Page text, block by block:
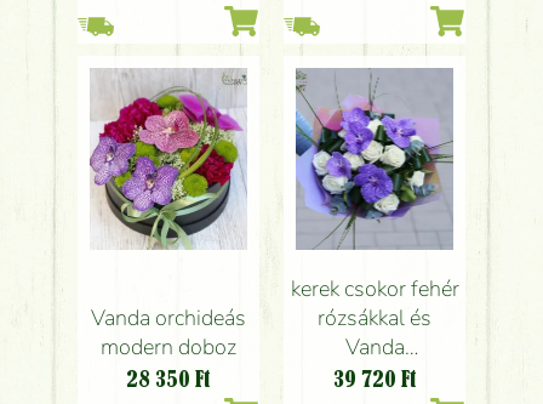
Vanda orchideás
modern doboz
28 350 Ft
kerek csokor fehér
rózsákkal és
Vanda
orchideával
39 720 Ft